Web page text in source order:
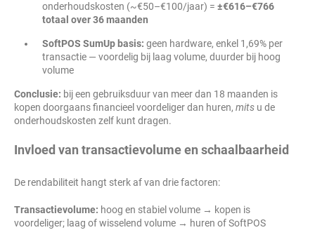
onderhoudskosten (~€50–€100/jaar) = ±€616–€766
totaal over 36 maanden
SoftPOS SumUp basis: geen hardware, enkel 1,69% per
transactie — voordelig bij laag volume, duurder bij hoog
volume
Conclusie: bij een gebruiksduur van meer dan 18 maanden is
kopen doorgaans financieel voordeliger dan huren, mits u de
onderhoudskosten zelf kunt dragen.
Invloed van transactievolume en schaalbaarheid
De rendabiliteit hangt sterk af van drie factoren:
Transactievolume: hoog en stabiel volume → kopen is
voordeliger; laag of wisselend volume → huren of SoftPOS